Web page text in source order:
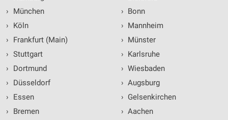
›
München
›
Köln
›
Frankfurt (Main)
› Stuttgart
›
Dortmund
›
Düsseldorf
›
Essen
›
Bremen
› Bonn
› Mannheim
› Münster
› Karlsruhe
› Wiesbaden
› Augsburg
› Gelsenkirchen
› Aachen